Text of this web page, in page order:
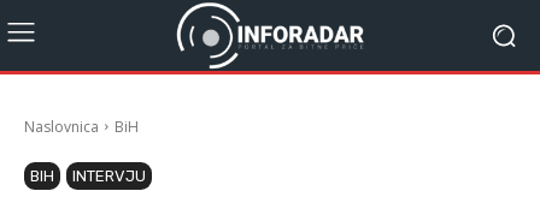
Naslovnica BiH
BIH INTERVJU